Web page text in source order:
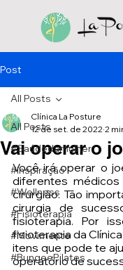
Post
All Posts
#Saúdedamulher
#Inspiração
#Wellness
#Fisioterapia
#Movimente
#BungeePilates
All Posts
Vai operar o
Clínica La Posture
12 de set. de 2022 2
Você irá operar o
diferentes
cirurgião. Tão
cirurgia de
fisioterapia. Por
fisioterapia da
itens que pode te
operatório de